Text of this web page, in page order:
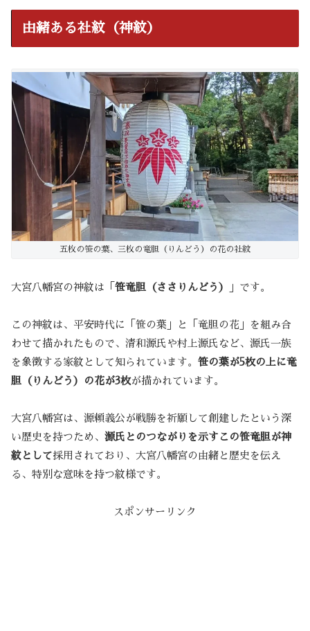
由緒ある社紋（神紋）
五枚の笹の葉、三枚の竜胆（りんどう）の花の社紋
大宮八幡宮の神紋は「 笹竜胆（ささりんどう） 」です。
この神紋は、平安時代に「笹の葉」と「竜胆の花」を組み合
わせて描かれたもので、清和源氏や村上源氏など、源氏一族
を象徴する家紋として知られています。 笹の葉が5枚の上に竜
胆（りんどう）の花が3枚が描かれています。
大宮八幡宮は、源頼義公が戦勝を祈願して創建したという深
い歴史を持つため、 源氏とのつながりを示すこの笹竜胆が神
紋として採用されており、大宮八幡宮の由緒と歴史を伝え
る、特別な意味を持つ紋様です。
スポンサーリンク